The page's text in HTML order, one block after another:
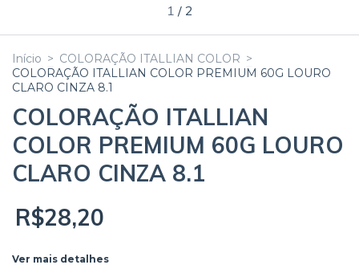
1 / 2
Início > COLORAÇÃO ITALLIAN COLOR >
COLORAÇÃO ITALLIAN COLOR PREMIUM 60G LOURO
CLARO CINZA 8.1
COLORAÇÃO ITALLIAN
COLOR PREMIUM 60G LOURO
CLARO CINZA 8.1
R$28,20
Ver mais detalhes